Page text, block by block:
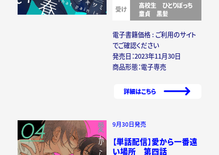
受け 高校生
ひとりぼっち
童貞
黒髪
電子書籍価格 : ご利用のサイト
でご確認ください
発売日：2023年11月30日
商品形態：電子専売
詳細はこちら
9月30日発売
【単話配信】愛から一番遠
い場所 第四話